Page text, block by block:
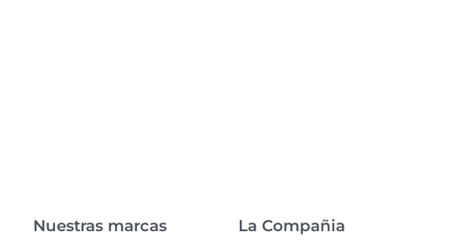
Nuestras marcas La Compañia